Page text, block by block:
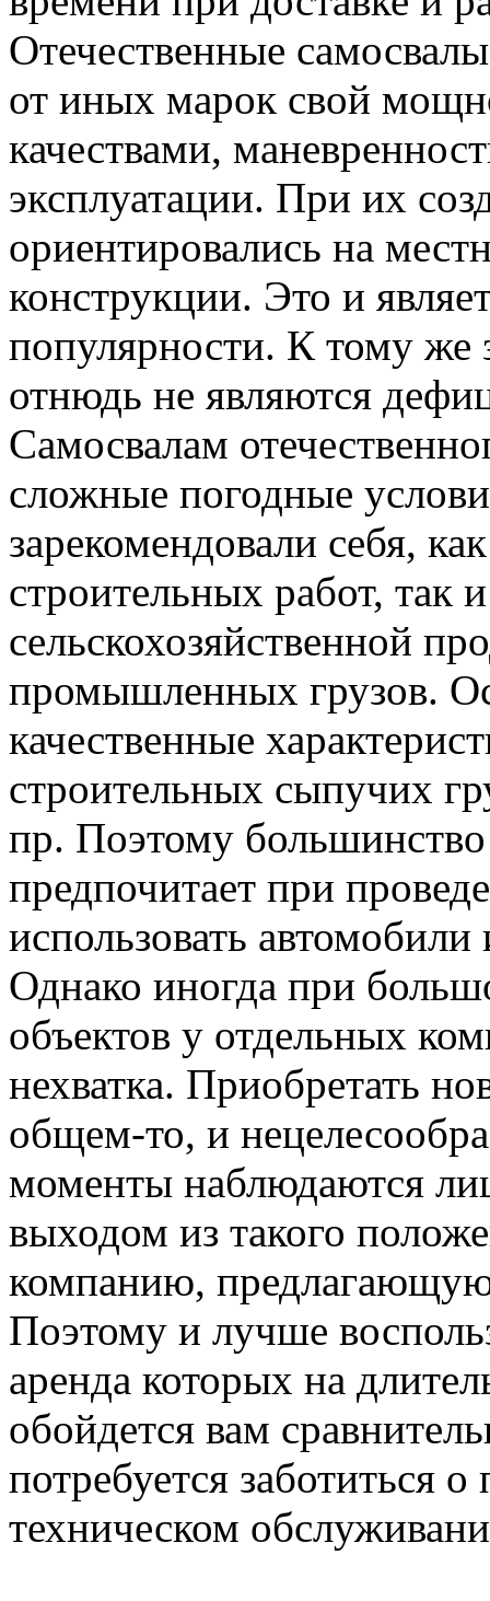
Отечественные
от иных марок свой
качествами,
эксплуатации. При их
ориентировались на
конструкции. Это и
популярности. К тому же
отнюдь не являются
Самосвалам
сложные погодные
зарекомендовали себя,
строительных работ, так
сельскохозяйственной
промышленных грузов.
качественные
строительных сыпучих
пр. Поэтому
предпочитает при
использовать
Однако иногда при
объектов у отдельных
нехватка. Приобретать
общем-то, и
моменты наблюдаются
выходом из такого
компанию,
Поэтому и лучше
аренда которых на
обойдется вам
потребуется заботиться
техническом